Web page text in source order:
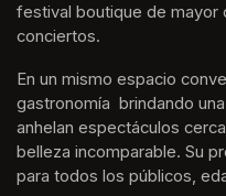
festival boutique de mayor
conciertos.
En un mismo espacio
gastronomía  brindando
anhelan espectáculos
belleza incomparable. Su
para todos los públicos,